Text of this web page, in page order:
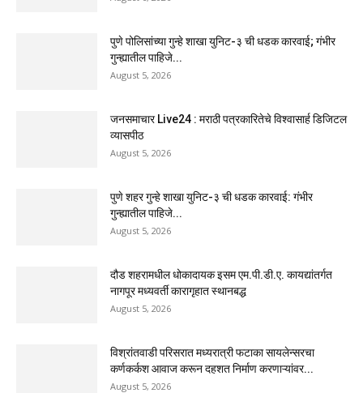
पुणे पोलिसांच्या गुन्हे शाखा युनिट-३ ची धडक कारवाई; गंभीर
गुन्ह्यातील पाहिजे...
August 5, 2026
जनसमाचार Live24 : मराठी पत्रकारितेचे विश्वासार्ह डिजिटल
व्यासपीठ
August 5, 2026
पुणे शहर गुन्हे शाखा युनिट-३ ची धडक कारवाई: गंभीर
गुन्ह्यातील पाहिजे...
August 5, 2026
दौड शहरामधील धोकादायक इसम एम.पी.डी.ए. कायद्यांतर्गत
नागपूर मध्यवर्ती कारागृहात स्थानबद्ध
August 5, 2026
विश्रांतवाडी परिसरात मध्यरात्री फटाका सायलेन्सरचा
कर्णकर्कश आवाज करून दहशत निर्माण करणाऱ्यांवर...
August 5, 2026